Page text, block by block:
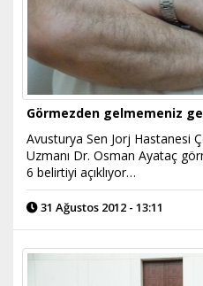
Görmezden gelmemeniz
Avusturya Sen Jorj Hastanesi
Uzmanı Dr. Osman Ayataç
6 belirtiyi açıklıyor…
31 Ağustos 2012 - 13:11